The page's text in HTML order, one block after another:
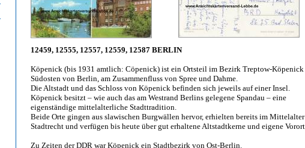
12459, 12555, 12557, 12559, 12587 BERLIN
Köpenick (bis 1931 amtlich: Cöpenick) ist ein Ortsteil im Bezirk Treptow-
Südosten von Berlin, am Zusammenfluss von Spree und Dahme.
Die Altstadt und das Schloss von Köpenick befinden sich jeweils auf einer Insel.
Köpenick besitzt – wie auch das am Westrand Berlins gelegene Spandau – eine
eigenständige mittelalterliche Stadttradition.
Beide Orte gingen aus slawischen Burgwällen hervor, erhielten bereits im Mittelalter
Stadtrecht und verfügen bis heute über gut erhaltene Altstadtkerne und eigene
Zu Zeiten der DDR war Köpenick ein Stadtbezirk von Ost-Berlin.